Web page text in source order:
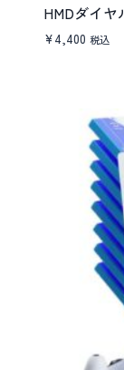
HMDダイ
¥4,400 税込